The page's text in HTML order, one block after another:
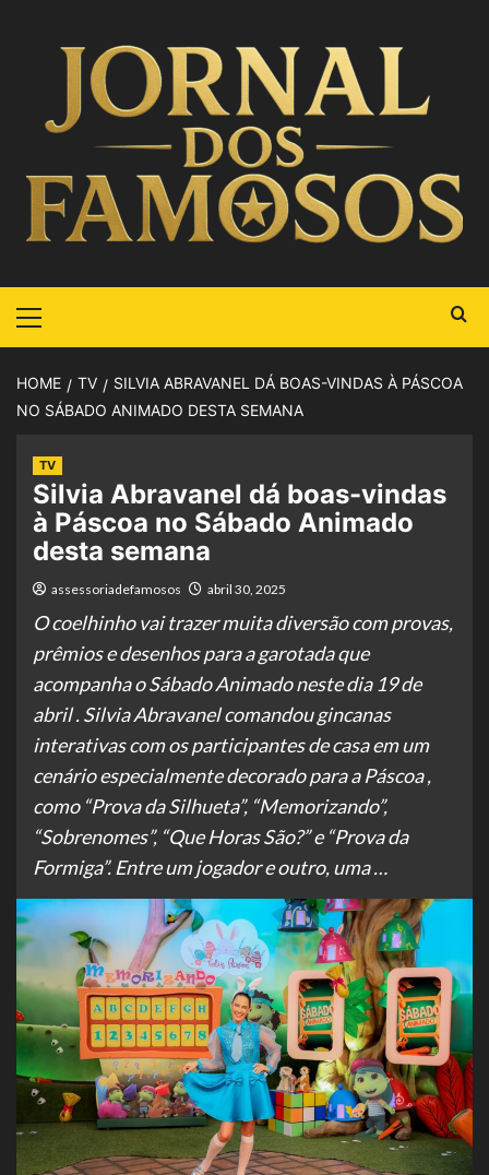
HOME TV
SILVIA ABRAVANEL DÁ BOAS-VINDAS À PÁSCOA
NO SÁBADO ANIMADO DESTA SEMANA
TV
Silvia Abravanel dá boas-vindas
à Páscoa no Sábado Animado
desta semana
assessoriadefamosos abril 30, 2025
O coelhinho vai trazer muita diversão com provas,
prêmios e desenhos para a garotada que
acompanha o Sábado Animado neste dia 19 de
abril . Silvia Abravanel comandou gincanas
interativas com os participantes de casa em um
cenário especialmente decorado para a Páscoa ,
como “Prova da Silhueta”, “Memorizando”,
“Sobrenomes”, “Que Horas São?” e “Prova da
Formiga”. Entre um jogador e outro, uma …